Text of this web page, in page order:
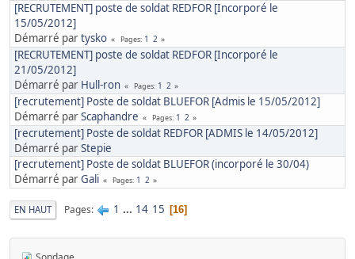
[RECRUTEMENT] poste de soldat REDFOR [Incorporé le
15/05/2012]
Démarré partysko Pages 1 2
[RECRUTEMENT] poste de soldat REDFOR [Incorporé le
21/05/2012]
Démarré par Hull-ron Pages 1 2
[recrutement] Poste de soldat BLUEFOR [Admis le 15/05/2012]
Démarré parScaphandre Pages 1 2
[recrutement] Poste de soldat REDFOR [ADMIS le 14/05/2012]
Démarré parStepie
[recrutement] Poste de soldat BLUEFOR (incorporé le 30/04)
Démarré parGali Pages 1 2
EN HAUT Pages 1 ... 14 15 16